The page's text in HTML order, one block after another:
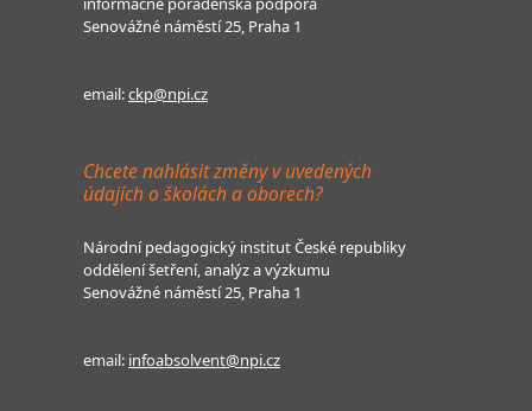
Senovážné náměstí 25, Praha 1
email:ckp@npi.cz
Chcete nahlásit změny v uvedených
údajích o školách a oborech?
Národní pedagogický institut České republiky
oddělení šetření, analýz a výzkumu
Senovážné náměstí 25, Praha 1
email: infoabsolvent@npi.cz